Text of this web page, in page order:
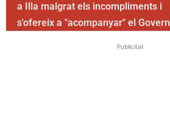
a Illa malgrat els incompliments i
s'ofereix a "acompanyar" el Govern
Publicitat